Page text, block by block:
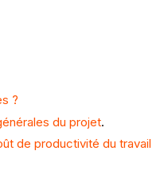
?
du projet.
de productivité du travail